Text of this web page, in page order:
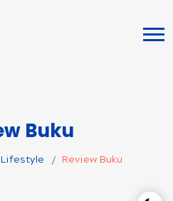
Buku
Review Buku